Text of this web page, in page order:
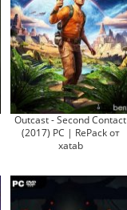
Outcast - Second Contact
(2017) PC | RePack от
xatab